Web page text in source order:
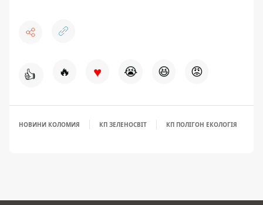
👍 🔥 ♥ 😭 😆 😡
НОВИНИ КОЛОМИЯ КП ЗЕЛЕНОСВІТ КП ПОЛІГОН ЕКОЛОГІЯ